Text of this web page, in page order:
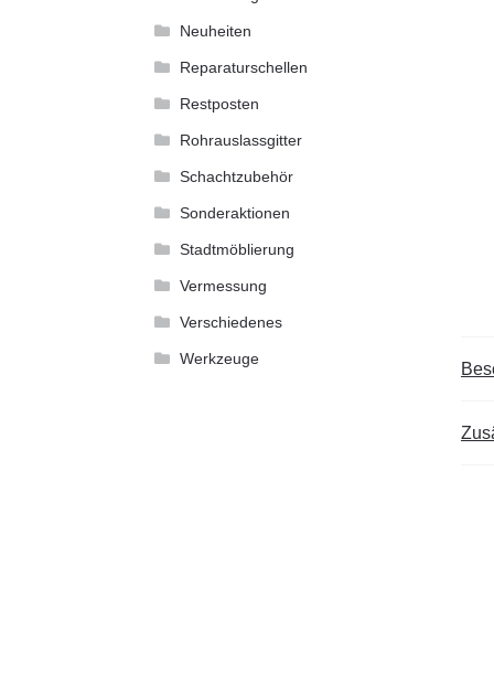
Neuheiten
Reparaturschellen
Restposten
Rohrauslassgitter
Schachtzubehör
Sonderaktionen
Stadtmöblierung
Vermessung
Verschiedenes
Werkzeuge